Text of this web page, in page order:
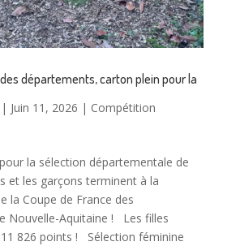
départements, carton plein pour la
| Juin 11, 2026 | Compétition
la sélection départementale de
et les garçons terminent à la
la Coupe de France des
Nouvelle-Aquitaine ! Les filles
11 826 points ! Sélection féminine